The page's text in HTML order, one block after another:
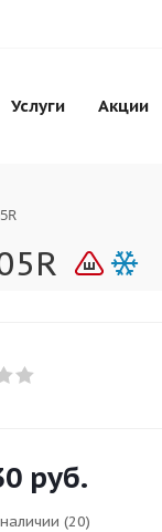
Услуги Акции
руб.
(20)